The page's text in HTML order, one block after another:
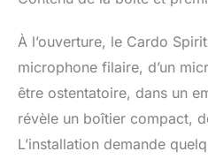
À l’ouverture, le Cardo
microphone filaire, d’un
être ostentatoire, dans un
révèle un boîtier compact,
L’installation demande